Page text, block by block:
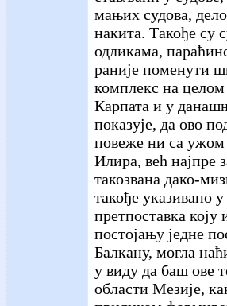
мањих судова,
накита. Такође су
одликама,
раније поменути
комплекс на
Карпата и у
показује, да ово
повеже ни са ужом
Илира, већ најпре
такозвана дако-
такође указивано
претпоставка коју
постојању једне
Балкану, могла
у виду да баш ове
области Мезије,